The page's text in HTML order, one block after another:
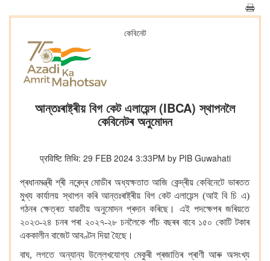
কেবিনেট
আন্তঃৰাষ্ট্ৰীয় বিগ কেট এলায়েন্স (IBCA) স্থাপনলৈ
কেবিনেটৰ অনুমোদন
प्रविष्टि तिथि: 29 FEB 2024 3:33PM by PIB Guwahati
প্ৰধানমন্ত্ৰী শ্ৰী নৰেন্দ্ৰ মোডীৰ অধ্যক্ষতাত আজি কেন্দ্ৰীয় কেবিনেটে ভাৰতত
মুখ্য কাৰ্যালয় স্থাপন কৰি আন্তঃৰাষ্ট্ৰীয় বিগ কেট এলায়েন্স (আই বি চি এ)
গঠনৰ ক্ষেত্ৰত যাৱতীয় অনুমোদন প্ৰদান কৰিছে।
এই পদক্ষেপৰ জৰিয়তে
২০২৩-২৪ চনৰ পৰা ২০২৭-২৮ চনলৈকে পাঁচ বছৰৰ বাবে ১৫০ কোটি টকাৰ
এককালীন বাজেট আবণ্টন দিয়া হৈছে।
বাঘ, লগতে অন্যান্য উল্লেখযোগ্য মেকুৰী প্ৰজাতিৰ প্ৰাণী আৰু অসংখ্য